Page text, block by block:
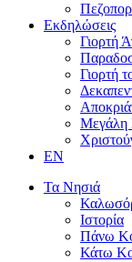
Εκδηλώσεις
Γιορτή
Γιορτή
Μεγάλη
EN
Τα Νησιά
Ιστορία
Πάνω
Κάτω